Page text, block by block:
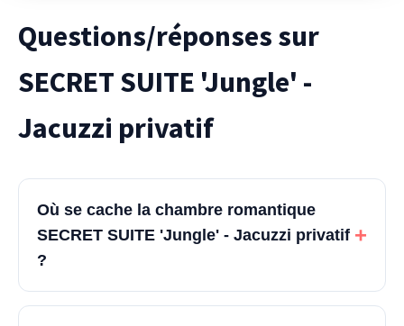
Questions/réponses sur
SECRET SUITE 'Jungle' -
Jacuzzi privatif
Où se cache la chambre romantique
SECRET SUITE 'Jungle' - Jacuzzi privatif
?
+